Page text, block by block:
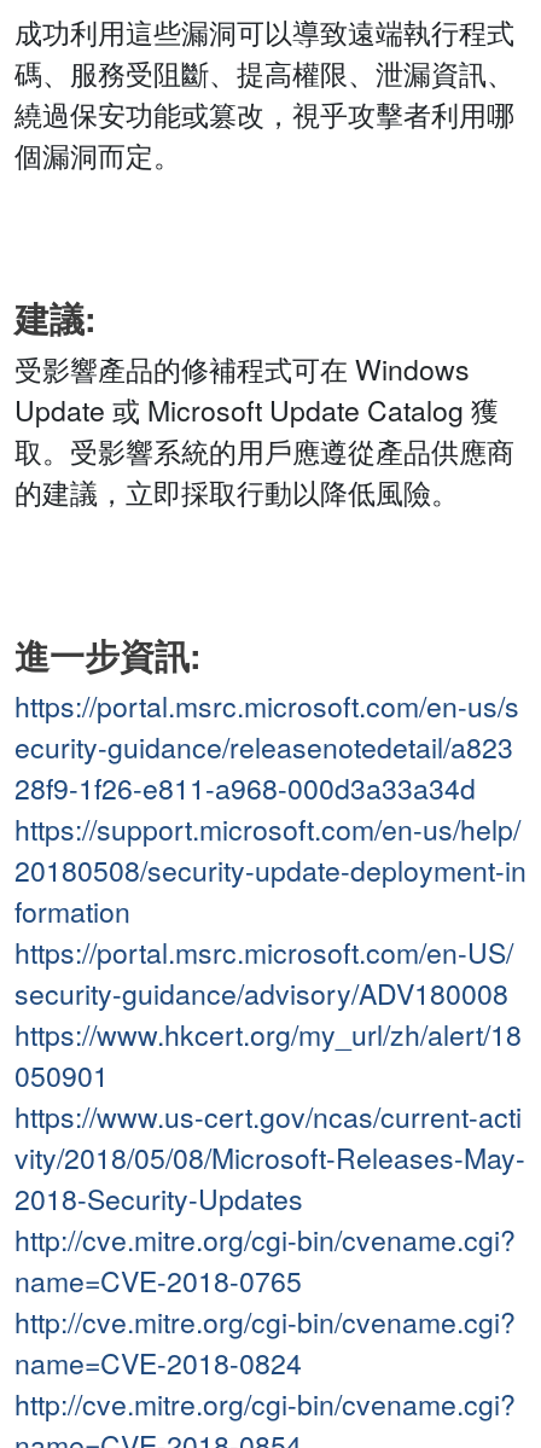
成功利用這些漏洞可以導致遠端執行程式
碼、服務受阻斷、提高權限、泄漏資訊、
繞過保安功能或篡改，視乎攻擊者利用哪
個漏洞而定。
建議:
受影響產品的修補程式可在 Windows
Update 或 Microsoft Update Catalog 獲
取。受影響系統的用戶應遵從產品供應商
的建議，立即採取行動以降低風險。
進一步資訊:
https://portal.msrc.microsoft.com/en-us/s
ecurity-guidance/releasenotedetail/a823
28f9-1f26-e811-a968-000d3a33a34d
https://support.microsoft.com/en-us/help/
20180508/security-update-deployment-in
formation
https://portal.msrc.microsoft.com/en-US/
security-guidance/advisory/ADV180008
https://www.hkcert.org/my_url/zh/alert/18
050901
https://www.us-cert.gov/ncas/current-acti
vity/2018/05/08/Microsoft-Releases-May-
2018-Security-Updates
http://cve.mitre.org/cgi-bin/cvename.cgi?
name=CVE-2018-0765
http://cve.mitre.org/cgi-bin/cvename.cgi?
name=CVE-2018-0824
http://cve.mitre.org/cgi-bin/cvename.cgi?